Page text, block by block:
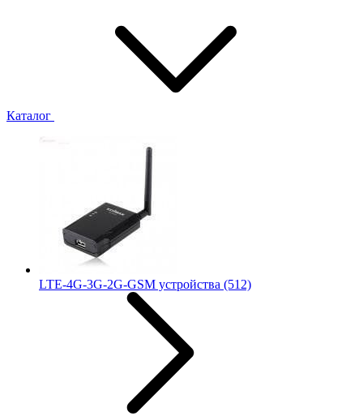
Каталог
LTE-4G-3G-2G-GSM устройства (512)